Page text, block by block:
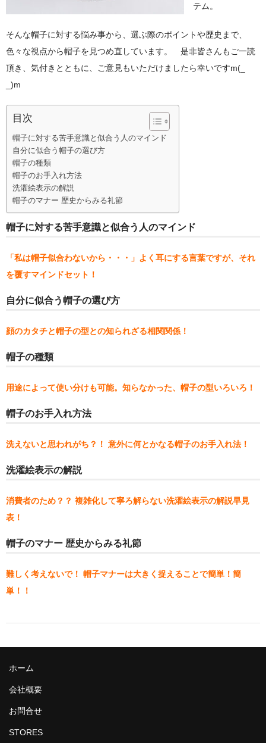
私鉄・在来線シリーズ（冬）
ヘルメット
新幹線シリーズ
ふみきりシリーズ
木製玩具
トレーナー
その他雑貨
つり革
タオル
キーホルダー
マスク
ランチグッズ
秋冬物
帽子学校
テム。
そんな帽子に対する悩み事から、選ぶ際のポイントや歴史まで、
色々な視点から帽子を見つめ直しています。 是非皆さんもご一読
頂き、気付きとともに、ご意見もいただけましたら幸いですm(_
_)m
目次
帽子に対する苦手意識と似合う人のマインド
自分に似合う帽子の選び方
帽子の種類
帽子のお手入れ方法
洗濯絵表示の解説
帽子のマナー 歴史からみる礼節
帽子に対する苦手意識と似合う人のマインド
「私は帽子似合わないから・・・」よく耳にする言葉ですが、それ
を覆すマインドセット！
自分に似合う帽子の選び方
顔のカタチと帽子の型との知られざる相関関係！
帽子の種類
用途によって使い分けも可能。知らなかった、帽子の型いろいろ！
帽子のお手入れ方法
洗えないと思われがち？！ 意外に何とかなる帽子のお手入れ法！
洗濯絵表示の解説
消費者のため？？ 複雑化して寧ろ解らない洗濯絵表示の解説早見
表！
帽子のマナー 歴史からみる礼節
難しく考えないで！ 帽子マナーは大きく捉えることで簡単！簡
単！！
ホーム
会社概要
お問合せ
STORES